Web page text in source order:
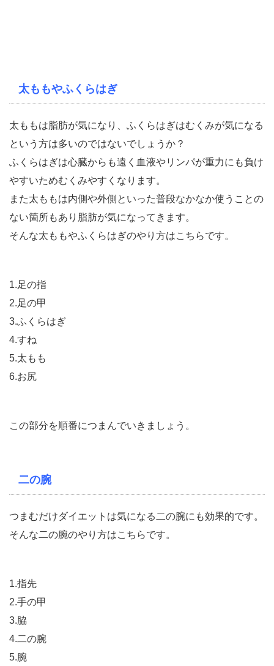
太ももやふくらはぎ
太ももは脂肪が気になり、ふくらはぎはむくみが気になる
という方は多いのではないでしょうか？
ふくらはぎは心臓からも遠く血液やリンパが重力にも負け
やすいためむくみやすくなります。
また太ももは内側や外側といった普段なかなか使うことの
ない箇所もあり脂肪が気になってきます。
そんな太ももやふくらはぎのやり方はこちらです。
1.足の指
2.足の甲
3.ふくらはぎ
4.すね
5.太もも
6.お尻
この部分を順番につまんでいきましょう。
二の腕
つまむだけダイエットは気になる二の腕にも効果的です。
そんな二の腕のやり方はこちらです。
1.指先
2.手の甲
3.脇
4.二の腕
5.腕